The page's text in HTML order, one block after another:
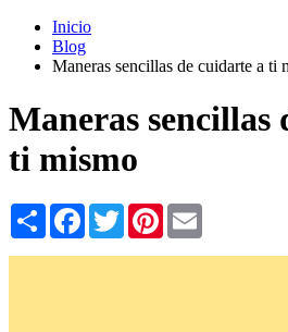
Inicio
Blog
Maneras sencillas de cuidarte a ti
Maneras sencillas
ti mismo
Share Facebook
TwitterPinterest